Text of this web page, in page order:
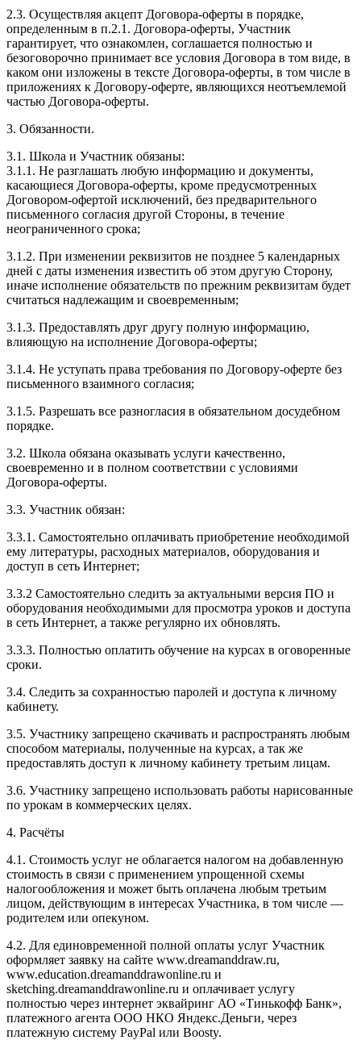
2.3. Осуществляя акцепт Договора-оферты в порядке,
определенным в п.2.1. Договора-оферты, Участник
гарантирует, что ознакомлен, соглашается полностью и
безоговорочно принимает все условия Договора в том виде, в
каком они изложены в тексте Договора-оферты, в том числе в
приложениях к Договору-оферте, являющихся неотъемлемой
частью Договора-оферты.
3. Обязанности.
3.1. Школа и Участник обязаны:
3.1.1. Не разглашать любую информацию и документы,
касающиеся Договора-оферты, кроме предусмотренных
Договором-офертой исключений, без предварительного
письменного согласия другой Стороны, в течение
неограниченного срока;
3.1.2. При изменении реквизитов не позднее 5 календарных
дней с даты изменения известить об этом другую Сторону,
иначе исполнение обязательств по прежним реквизитам будет
считаться надлежащим и своевременным;
3.1.3. Предоставлять друг другу полную информацию,
влияющую на исполнение Договора-оферты;
3.1.4. Не уступать права требования по Договору-оферте без
письменного взаимного согласия;
3.1.5. Разрешать все разногласия в обязательном досудебном
порядке.
3.2. Школа обязана оказывать услуги качественно,
своевременно и в полном соответствии с условиями
Договора-оферты.
3.3. Участник обязан:
3.3.1. Cамостоятельно оплачивать приобретение необходимой
ему литературы, расходных материалов, оборудования и
доступ в сеть Интернет;
3.3.2 Самостоятельно следить за актуальными версия ПО и
оборудования необходимыми для просмотра уроков и доступа
в сеть Интернет, а также регулярно их обновлять.
3.3.3. Полностью оплатить обучение на курсах в оговоренные
сроки.
3.4. Следить за сохранностью паролей и доступа к личному
кабинету.
3.5. Участнику запрещено скачивать и распространять любым
способом материалы, полученные на курсах, а так же
предоставлять доступ к личному кабинету третьим лицам.
3.6. Участнику запрещено использовать работы нарисованные
по урокам в коммерческих целях.
4. Расчёты
4.1. Cтоимость услуг не облагается налогом на добавленную
стоимость в связи с применением упрощенной схемы
налогообложения и может быть оплачена любым третьим
лицом, действующим в интересах Участника, в том числе —
родителем или опекуном.
4.2. Для единовременной полной оплаты услуг Участник
оформляет заявку на сайте www.dreamanddraw.ru,
www.education.dreamanddrawonline.ru и
sketching.dreamanddrawonline.ru и оплачивает услугу
полностью через интернет эквайринг АО «Тинькофф Банк»,
платежного агента ООО НКО Яндекс.Деньги, через
платежную систему PayPal или Boosty.